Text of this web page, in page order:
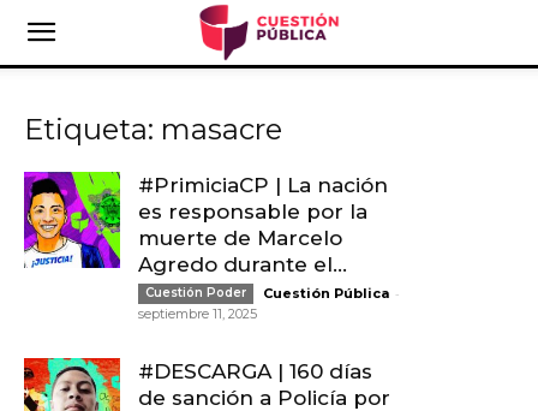
Etiqueta: masacre
#PrimiciaCP | La nación
es responsable por la
muerte de Marcelo
Agredo durante el...
Cuestión Poder Cuestión Pública -
septiembre 11, 2025
#DESCARGA | 160 días
de sanción a Policía por